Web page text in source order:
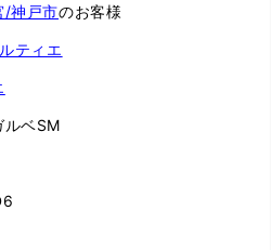
/神戸市のお客様
ティエ
ルベSM